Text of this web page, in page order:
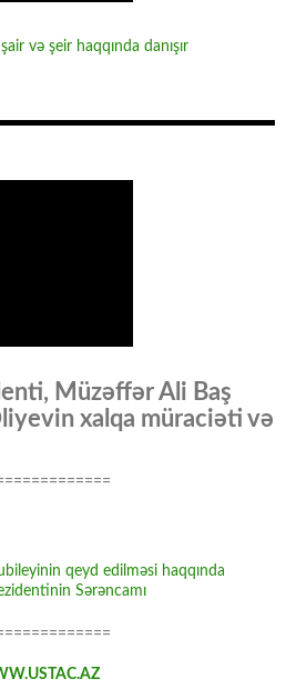
və şeir haqqında danışır
Müzəffər Ali Baş
xalqa müraciəti və
qeyd edilməsi haqqında
Sərəncamı